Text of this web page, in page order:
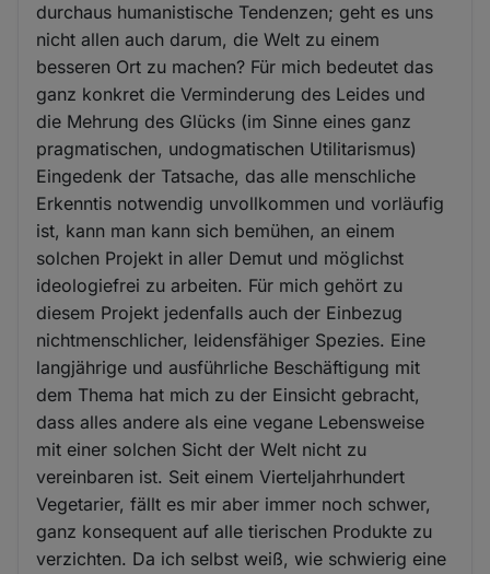
durchaus humanistische Tendenzen; geht es uns
nicht allen auch darum, die Welt zu einem
besseren Ort zu machen? Für mich bedeutet das
ganz konkret die Verminderung des Leides und
die Mehrung des Glücks (im Sinne eines ganz
pragmatischen, undogmatischen Utilitarismus)
Eingedenk der Tatsache, das alle menschliche
Erkenntis notwendig unvollkommen und vorläufig
ist, kann man kann sich bemühen, an einem
solchen Projekt in aller Demut und möglichst
ideologiefrei zu arbeiten. Für mich gehört zu
diesem Projekt jedenfalls auch der Einbezug
nichtmenschlicher, leidensfähiger Spezies. Eine
langjährige und ausführliche Beschäftigung mit
dem Thema hat mich zu der Einsicht gebracht,
dass alles andere als eine vegane Lebensweise
mit einer solchen Sicht der Welt nicht zu
vereinbaren ist. Seit einem Vierteljahrhundert
Vegetarier, fällt es mir aber immer noch schwer,
ganz konsequent auf alle tierischen Produkte zu
verzichten. Da ich selbst weiß, wie schwierig eine